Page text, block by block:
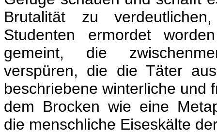
Brutalität zu
Studenten ermordet
gemeint, die
verspüren, die die Täter
beschriebene winterliche und
dem Brocken wie eine
die menschliche Eiseskälte